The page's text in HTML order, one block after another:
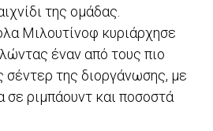
της ομάδας.
Μιλουτίνοφ κυριάρχησε
έναν από τους πιο
σέντερ της διοργάνωσης, με
σε ριμπάουντ και ποσοστά